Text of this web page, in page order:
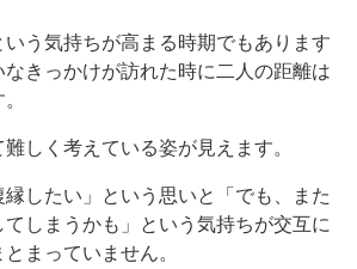
いう気持ちが高まる時期でもあります
きっかけが訪れた時に二人の距離は
しく考えている姿が見えます。
したい」という思いと「でも、また
しまうかも」という気持ちが交互に
まっていません。